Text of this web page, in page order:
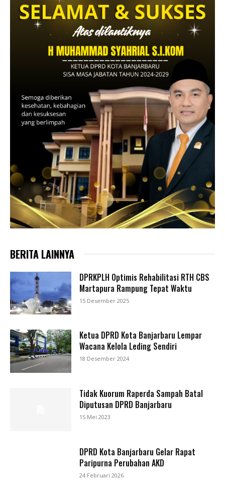
BERITA LAINNYA
DPRKPLH Optimis Rehabilitasi RTH CBS
Martapura Rampung Tepat Waktu
15 Desember 2025
Ketua DPRD Kota Banjarbaru Lempar
Wacana Kelola Leding Sendiri
18 Desember 2024
Tidak Kuorum Raperda Sampah Batal
Diputusan DPRD Banjarbaru
15 Mei 2023
DPRD Kota Banjarbaru Gelar Rapat
Paripurna Perubahan AKD
24 Februari 2026